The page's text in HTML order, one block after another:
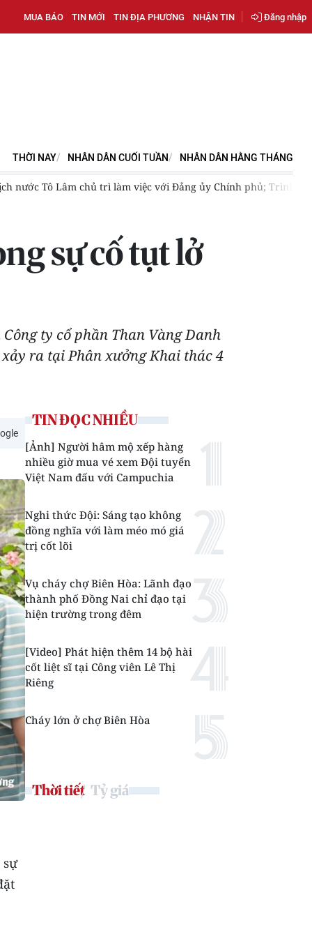
MUA BÁO TIN MỚI TIN ĐỊA PHƯƠNG NHẬN TIN Đăng nhập
THỜI NAY NHÂN DÂN CUỐI TUẦN NHÂN DÂN HẰNG THÁNG
nước Tô Lâm chủ trì làm việc với Đảng ủy Chính phủ; Trình
sự cố tụt lở
ty cổ phần Than Vàng Danh
ra tại Phân xưởng Khai thác 4
sự
TIN ĐỌC NHIỀU
[Ảnh] Người hâm mộ xếp hàng
nhiều giờ mua vé xem Đội tuyển
Việt Nam đấu với Campuchia
Nghi thức Đội: Sáng tạo không
đồng nghĩa với làm méo mó giá
trị cốt lõi
Vụ cháy chợ Biên Hòa: Lãnh đạo
thành phố Đồng Nai chỉ đạo tại
hiện trường trong đêm
[Video] Phát hiện thêm 14 bộ hài
cốt liệt sĩ tại Công viên Lê Thị
Riêng
Cháy lớn ở chợ Biên Hòa
Thời tiết Tỷ giá